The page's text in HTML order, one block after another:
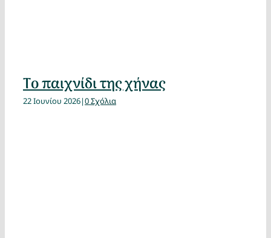
Το παιχνίδι της χήνας
22 Ιουνίου 2026|0 Σχόλια